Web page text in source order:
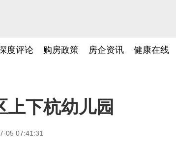
度评论 购房政策 房企资讯 健康在线
下杭幼儿园
05 07:41:31